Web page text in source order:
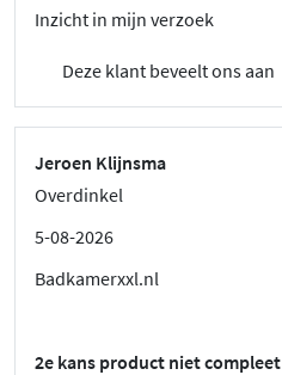
Inzicht in mijn verzoek
Deze klant beveelt ons aan
Jeroen Klijnsma
Overdinkel
5-08-2026
Badkamerxxl.nl
2e kans product niet compleet